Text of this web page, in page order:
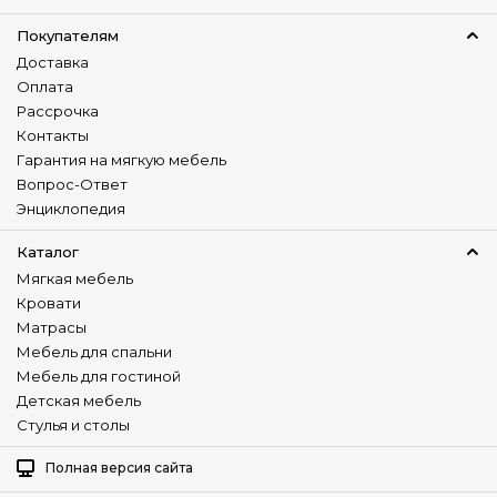
Материал обивки
Количество сидячих мест
0
Количество спальных мест
Нет
Нет
Стиль
Практичный
Варианты трансформации
Нераскладной
Регулируемая спинка
Нет
Изготовление в коже
1000-920мм.
кресло Солсбери
Покупателям
Доставка
Оплата
Рассрочка
Контакты
Гарантия на мягкую мебель
Вопрос-Ответ
Энциклопедия
Каталог
Мягкая мебель
Кровати
Матрасы
Мебель для спальни
Мебель для гостиной
Детская мебель
Стулья и столы
Полная версия сайта